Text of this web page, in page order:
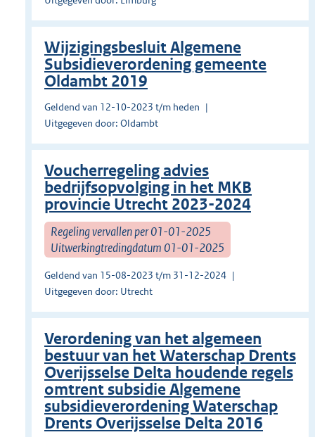
Wijzigingsbesluit Algemene
Subsidieverordening gemeente
Oldambt 2019
Geldend van 12-10-2023 t/m heden
Uitgegeven door: Oldambt
Voucherregeling advies
bedrijfsopvolging in het MKB
provincie Utrecht 2023-2024
Regeling vervallen per 01-01-2025
Uitwerkingtredingdatum 01-01-2025
Geldend van 15-08-2023 t/m 31-12-2024
Uitgegeven door: Utrecht
Verordening van het algemeen
bestuur van het Waterschap Drents
Overijsselse Delta houdende regels
omtrent subsidie Algemene
subsidieverordening Waterschap
Drents Overijsselse Delta 2016